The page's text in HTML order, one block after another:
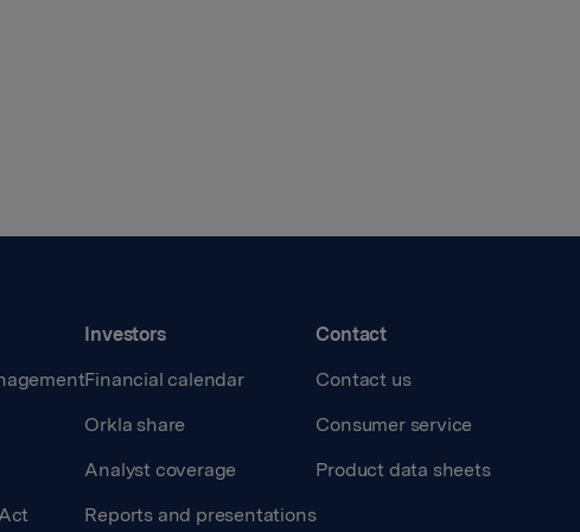
Investors
Financial calendar
Orkla share
Analyst coverage
Reports and presentations
Contact
Contact us
Consumer service
Product data sheets